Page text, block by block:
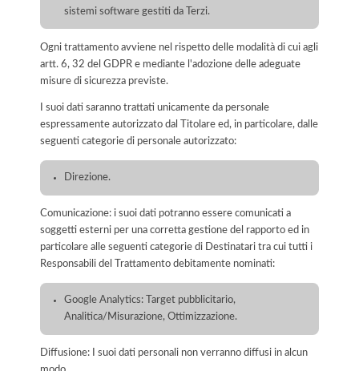
sistemi software gestiti da Terzi.
Ogni trattamento avviene nel rispetto delle modalità di cui agli
artt. 6, 32 del GDPR e mediante l'adozione delle adeguate
misure di sicurezza previste.
I suoi dati saranno trattati unicamente da personale
espressamente autorizzato dal Titolare ed, in particolare, dalle
seguenti categorie di personale autorizzato:
Direzione.
Comunicazione: i suoi dati potranno essere comunicati a
soggetti esterni per una corretta gestione del rapporto ed in
particolare alle seguenti categorie di Destinatari tra cui tutti i
Responsabili del Trattamento debitamente nominati:
Google Analytics: Target pubblicitario,
Analitica/Misurazione, Ottimizzazione.
Diffusione: I suoi dati personali non verranno diffusi in alcun